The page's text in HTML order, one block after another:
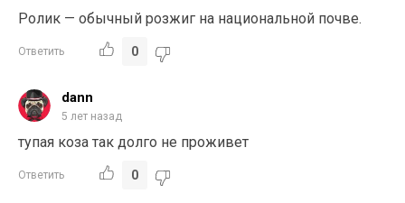
Ролик — обычный розжиг на национальной почве.
Ответить 0
dann
5 лет назад
тупая коза так долго не проживет
Ответить 0